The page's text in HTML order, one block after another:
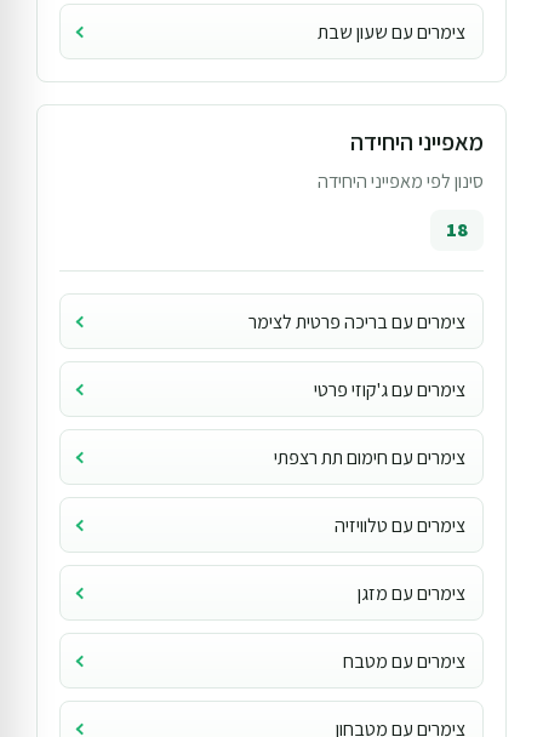
צימרים עם שעון שבת
מאפייני היחידה
סינון לפי מאפייני היחידה
18
צימרים עם בריכה פרטית לצימר
צימרים עם ג'קוזי פרטי
צימרים עם חימום תת רצפתי
צימרים עם טלוויזיה
צימרים עם מזגן
צימרים עם מטבח
צימרים עם מטבחון